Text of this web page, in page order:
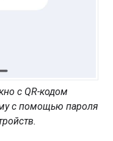
с QR-кодом
с помощью пароля